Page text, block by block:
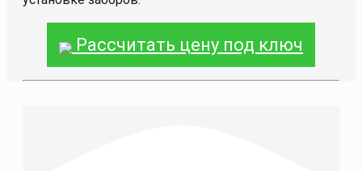
Рассчитать цену под ключ